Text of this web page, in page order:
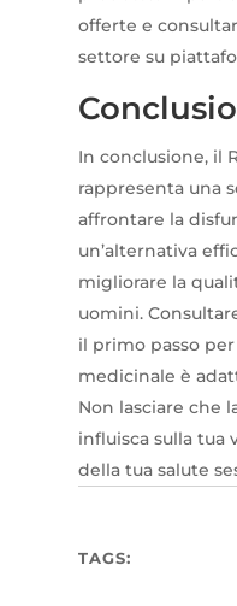
offerte e
settore su
In conclusione, il
rappresenta una
affrontare la
un’alternativa
migliorare la
uomini.
il primo passo
medicinale è
Non lasciare che
influisca sulla tua
della tua salute
TAGS: